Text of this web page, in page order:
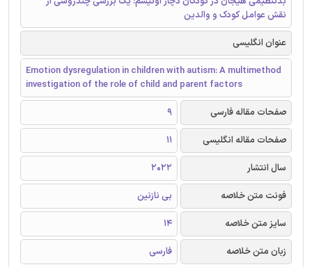
نقش عوامل کودک و والدین
عنوان انگلیسی
Emotion dysregulation in children with autism: A multimethod
investigation of the role of child and parent factors
صفحات مقاله فارسی
9
صفحات مقاله انگلیسی
11
سال انتشار
2022
فونت متن خلاصه
بی نازنین
سایز متن خلاصه
14
زبان متن خلاصه
فارسی